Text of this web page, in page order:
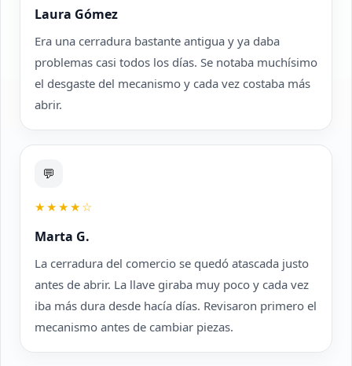
Laura Gómez
Era una cerradura bastante antigua y ya daba
problemas casi todos los días. Se notaba muchísimo
el desgaste del mecanismo y cada vez costaba más
abrir.
💬
★★★★☆
Marta G.
La cerradura del comercio se quedó atascada justo
antes de abrir. La llave giraba muy poco y cada vez
iba más dura desde hacía días. Revisaron primero el
mecanismo antes de cambiar piezas.